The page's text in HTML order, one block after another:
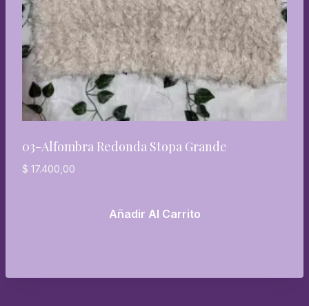
03-Alfombra Redonda Stopa Grande
$ 17.400,00
Añadir Al Carrito